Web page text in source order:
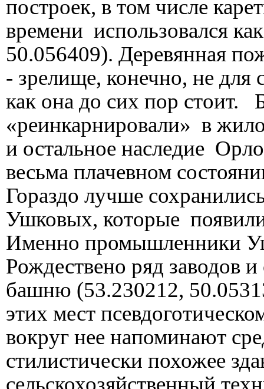
построек, в том числе
времени использовался
50.056409). Деревянная
- зрелище, конечно, не для
как она до сих пор
«реинкарнировали» в
и остальное наследие
весьма плачевном
Гораздо лучше
Ушковых, которые
Именно промышленники
Рождествено ряд заводов
башню (53.230212,
этих мест
вокруг нее напоминают
стилистически похожее
сельскохозяйственный